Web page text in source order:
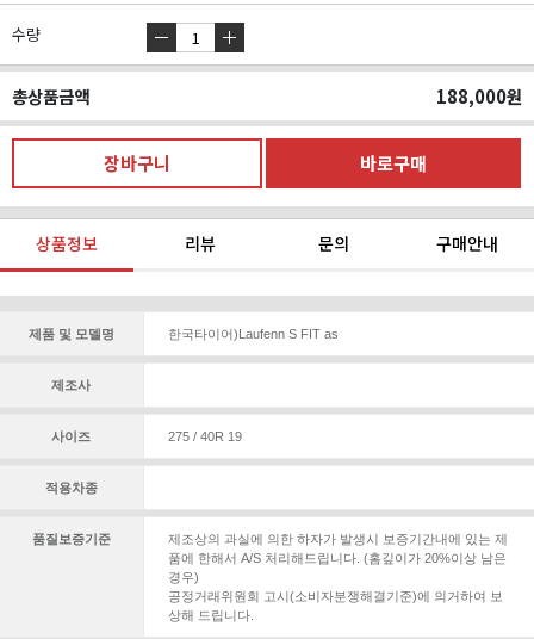
수량
총상품금액 188,000원
상품정보 리뷰 문의 구매안내
제품 및 모델명 한국타이어)Laufenn S FIT as
제조사
사이즈 275 / 40R 19
적용차종
품질보증기준
제조상의 과실에 의한 하자가 발생시 보증기간내에 있는 제
품에 한해서 A/S 처리해드립니다. (홈깊이가 20%이상 남은
경우)
공정거래위원회 고시(소비자분쟁해결기준)에 의거하여 보
상해 드립니다.